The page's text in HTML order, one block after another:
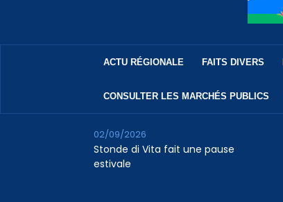
ACTU RÉGIONALE FAITS DIVERS
CONSULTER LES MARCHÉS PUBLICS
Stonde di Vita fait une pause
estivale
02/09/2026